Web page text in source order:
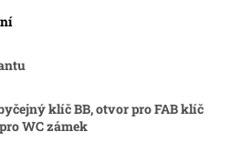
klíč BB, otvor pro FAB klíč
WC zámek